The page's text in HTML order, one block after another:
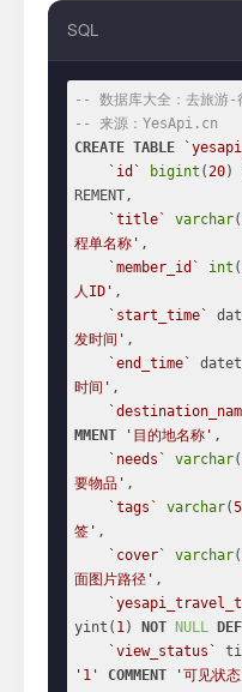
SQL
-- 数据库大全：去旅游-
-- 来源：YesApi.cn
CREATE TABLE
`id`
bigint (20)
REMENT,
`title`
varchar(
程单名称' ,
`member_id`
int (
人ID' ,
`start_time`
发时间' ,
`end_time`
时间' ,
MMENT
'目的地名称' ,
`needs`
varchar(
要物品' ,
`tags`
varchar(
签' ,
`cover`
varchar(
面图片路径' ,
yint( 1) NOT NULL
`view_status`
'1'
COMMENT '可见状